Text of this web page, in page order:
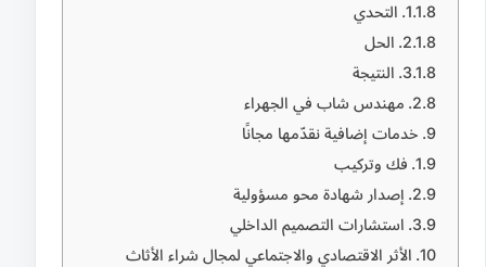
التحدي
الحل
النتيجة
مهندس شاب في الجهراء
خدمات إضافية نقدّمها مجانًا
فك وتركيب
إصدار شهادة محو مسؤولية
استشارات التصميم الداخلي
الأثر الاقتصادي والاجتماعي لمجال شراء الأثاث